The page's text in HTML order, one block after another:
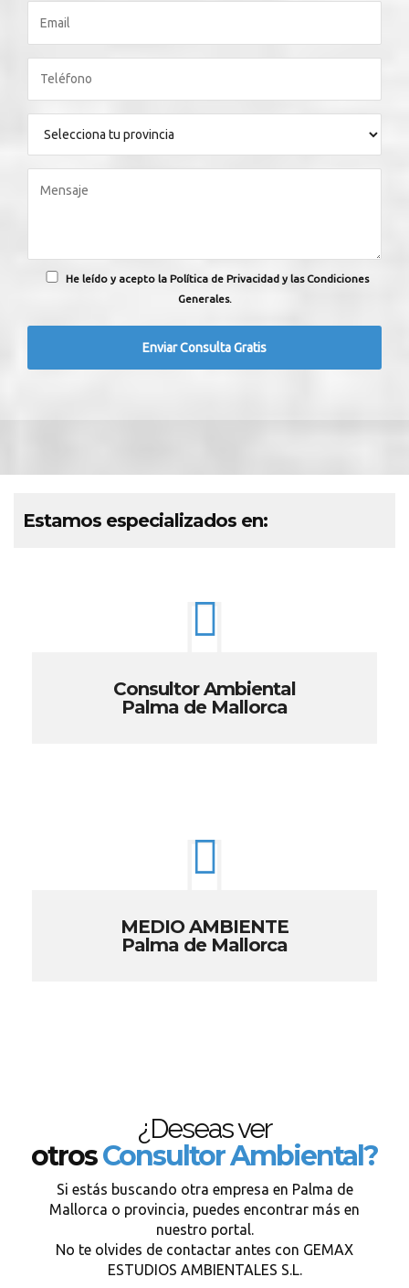
He leído y acepto la Política de Privacidad y las Condiciones
Generales.
Estamos especializados en:
Consultor Ambiental
Palma de Mallorca
MEDIO AMBIENTE
Palma de Mallorca
¿Deseas ver
otrosConsultor Ambiental?
Si estás buscando otra empresa en Palma de
Mallorca o provincia, puedes encontrar más en
nuestro portal.
No te olvides de contactar antes con GEMAX
ESTUDIOS AMBIENTALES S.L.